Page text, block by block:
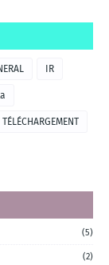
IR
TÉLÉCHARGEMENT
(5)
(2)